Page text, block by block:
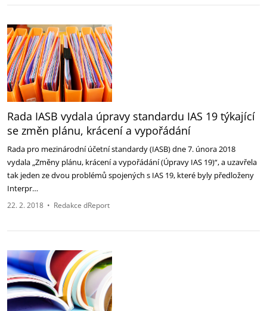
Rada IASB vydala úpravy standardu IAS 19 týkající
se změn plánu, krácení a vypořádání
Rada pro mezinárodní účetní standardy (IASB) dne 7. února 2018
vydala „Změny plánu, krácení a vypořádání (Úpravy IAS 19)“, a uzavřela
tak jeden ze dvou problémů spojených s IAS 19, které byly předloženy
Interpr…
22. 2. 2018 • Redakce dReport